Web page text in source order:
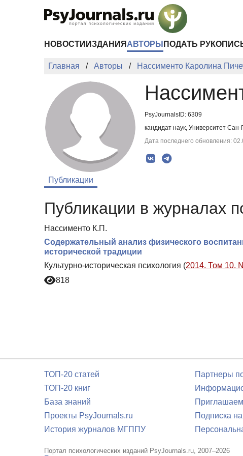
НОВОСТИ ИЗДАНИЯ АВТОРЫ ПОДАТЬ
Главная Авторы Нассименто Каролина
PsyJournalsID: 6309
кандидат наук, Университет
Дата последнего обновления:
Публикации
Публикации в журналах
Нассименто К.П.
Содержательный анализ физического
исторической традиции
Культурно-историческая психология (2014. Том 10.
818
ТОП-20 статей
ТОП-20 книг
База знаний
Проекты PsyJournals.ru
История журналов МГППУ
Партнеры
Подписка
Портал психологических изданий PsyJournals.ru, 2007–2026